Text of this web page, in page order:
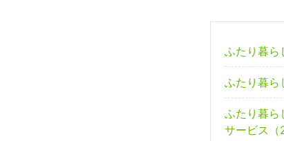
ふたり暮ら
ふたり暮ら
ふたり暮ら
サービス（